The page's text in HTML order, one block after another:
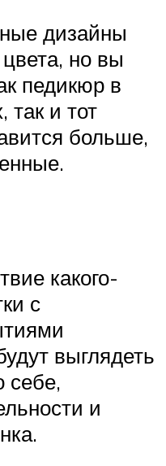
дизайны
цвета, но вы
педикюр в
так и тот
больше,
какого-
с
выглядеть
себе,
и